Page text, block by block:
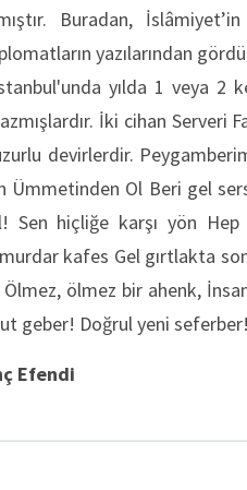
Buradan,
yazılarından
yılda 1 veya 2
İki cihan Serveri
devirlerdir.
Ümmetinden Ol Beri gel
hiçliğe karşı yön
kafes Gel gırtlakta
ölmez bir ahenk,
geber! Doğrul yeni
Efendi